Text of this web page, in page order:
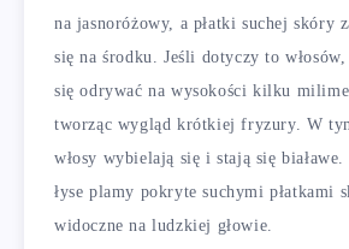
na jasnoróżowy, a płatki suchej skóry
się na środku. Jeśli dotyczy to włosów,
się odrywać na wysokości kilku
tworząc wygląd krótkiej fryzury. W
włosy wybielają się i stają się białawe.
łyse plamy pokryte suchymi płatkami
widoczne na ludzkiej głowie.